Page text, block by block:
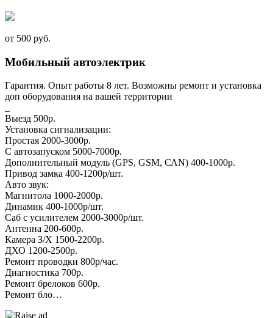
от 500 руб.
Мобильный автоэлектрик
Гарантия. Опыт работы 8 лет. Возможны ремонт и установка
доп оборудования на вашей территории
Выезд 500р.
Установка сигнализации:
Простая 2000-3000р.
С автозапуском 5000-7000р.
Дополнительный модуль (GРS, GSМ, САN) 400-1000р.
Привод замка 400-1200р/шт.
Авто звук:
Магнитола 1000-2000р.
Динамик 400-1000р/шт.
Саб с усилителем 2000-3000р/шт.
Антенна 200-600р.
Камера З/Х 1500-2200р.
ДХО 1200-2500р.
Ремонт проводки 800р/час.
Диагностика 700р.
Ремонт брелоков 600р.
Ремонт бло…